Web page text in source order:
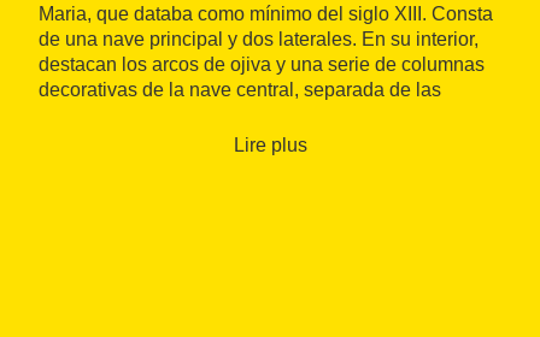
Maria, que databa como mínimo del siglo XIII. Consta
de una nave principal y dos laterales. En su interior,
destacan los arcos de ojiva y una serie de columnas
decorativas de la nave central, separada de las
Lire plus